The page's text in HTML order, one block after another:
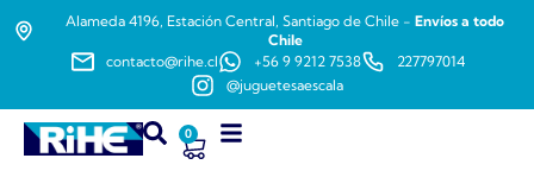
Alameda 4196, Estación Central, Santiago de Chile - Envíos a todo
Chile
contacto@rihe.cl
+56 9 9212 7538
227797014
@juguetesaescala
0